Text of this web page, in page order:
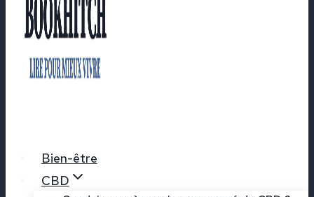
Bien-être
CBD